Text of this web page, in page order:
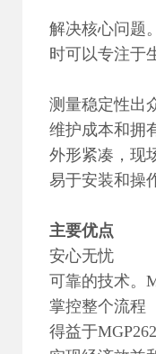
解决核心问题
时可以专注于
测量稳定性出
维护成本和拥
外形紧凑，现
易于安装和操
主要优点
安心无忧
可靠的技术。
掌控整个流程
得益于